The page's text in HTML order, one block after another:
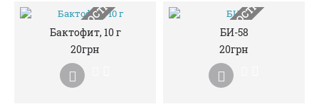
НЕМАЄ В НАЯВНОСТІ
Бактофит, 10 г
20грн
НЕМАЄ В НАЯВНОСТІ
БИ-58
20грн